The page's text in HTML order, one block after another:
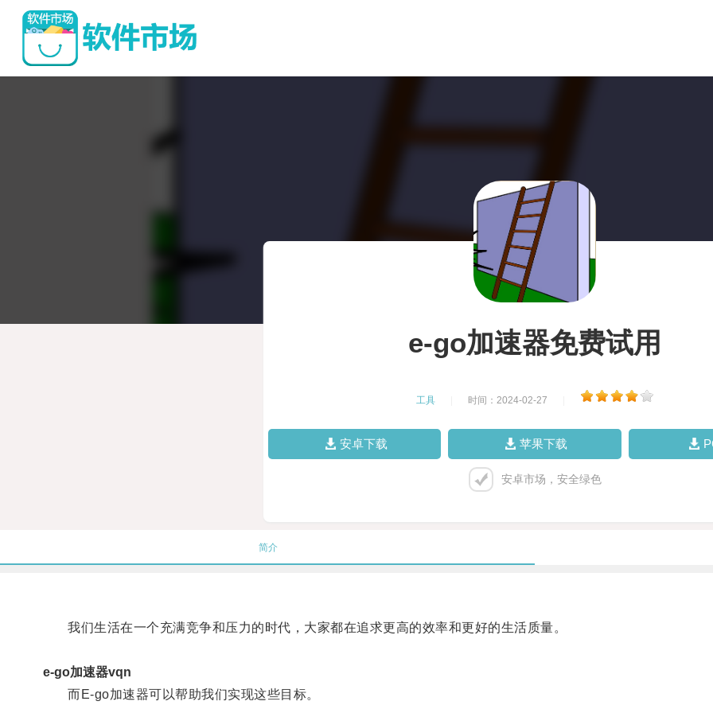
e-go加速器免费试用
工具 时间：2024-02-27
安卓下载 苹果下载
安卓市场，安全绿色
简介
我们生活在一个充满竞争和压力的时代，大家都在追求更高的效率和更好的生活质量。
e-go加速器vqn
而E-go加速器可以帮助我们实现这些目标。